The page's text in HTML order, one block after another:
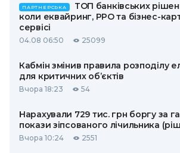
ПАРТНЕРСЬКА
ТОП банківських
коли еквайринг, РРО та бізнес-
сервісі
04.08 06:50 25099
Кабмін змінив правила розподілу
для критичних об’єктів
Вчора 18:23 54
Нарахували 729 тис. грн боргу за
покази зіпсованого лічильника
Вчора 10:24 2551